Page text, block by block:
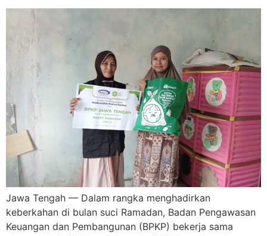
Jawa Tengah — Dalam rangka menghadirkan
keberkahan di bulan suci Ramadan, Badan Pengawasan
Keuangan dan Pembangunan (BPKP) bekerja sama